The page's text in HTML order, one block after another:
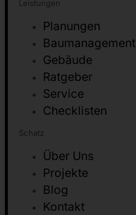
Leistungen
Planungen
Baumanagement
Gebäude
Ratgeber
Service
Checklisten
Schatz
Über Uns
Projekte
Blog
Kontakt